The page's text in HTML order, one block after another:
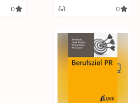
0
0